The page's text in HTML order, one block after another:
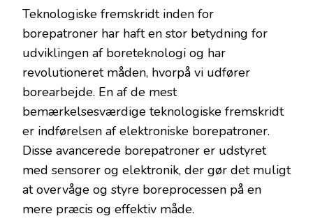
Teknologiske fremskridt inden for
borepatroner har haft en stor betydning for
udviklingen af boreteknologi og har
revolutioneret måden, hvorpå vi udfører
borearbejde. En af de mest
bemærkelsesværdige teknologiske fremskridt
er indførelsen af elektroniske borepatroner.
Disse avancerede borepatroner er udstyret
med sensorer og elektronik, der gør det muligt
at overvåge og styre boreprocessen på en
mere præcis og effektiv måde.